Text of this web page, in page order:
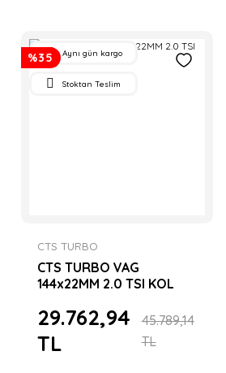
%35 Aynı gün kargo
Stoktan Teslim
CTS TURBO
CTS TURBO VAG
144x22MM 2.0 TSI KOL
29.762,94
TL
45.789,14
TL